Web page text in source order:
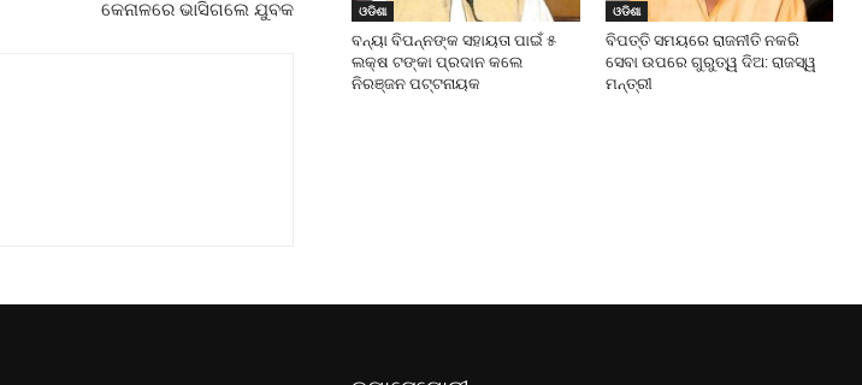
କେନାଳରେ ଭାସିଗଲେ ଯୁବକ ଓଡିଶା
ବନ୍ୟା ବିପନ୍ନଙ୍କ ସହାୟତା ପାଇଁ ୫
ଲକ୍ଷ ଟଙ୍କା ପ୍ରଦାନ କଲେ
ନିରଞ୍ଜନ ପଟ୍ଟନାୟକ
ଓଡିଶା
ବିପତ୍ତି ସମୟରେ ରାଜନୀତି ନକରି
ସେବା ଉପରେ ଗୁରୁତ୍ୱ ଦିଅ: ରାଜସ୍ୱ
ମନ୍ତ୍ରୀ